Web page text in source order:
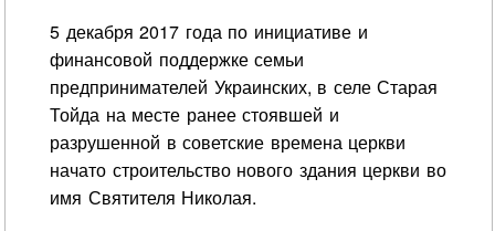
5 декабря 2017 года по инициативе и
финансовой поддержке семьи
предпринимателей Украинских, в селе Старая
Тойда на месте ранее стоявшей и
разрушенной в советские времена церкви
начато строительство нового здания церкви во
имя Святителя Николая.